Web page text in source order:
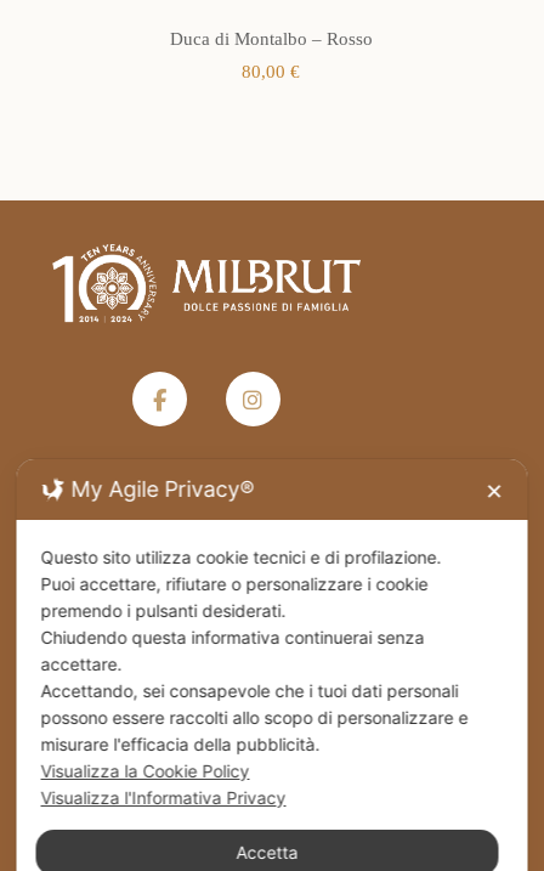
Duca di Montalbo – Rosso
80,00€
Privacy Policy
Spedizioni
Cookies
Stabilimento – Milbrut Dolce Passione di Famiglia
c/da Cappuccini – Messer Rinaldo SS 576 Naro
(Ag) Italy
My Agile Privacy® ✕
Questo sito utilizza cookie tecnici e di profilazione.
Puoi accettare, rifiutare o personalizzare i cookie
premendo i pulsanti desiderati.
Chiudendo questa informativa continuerai senza
accettare.
Accettando, sei consapevole che i tuoi dati personali
possono essere raccolti allo scopo di personalizzare e
misurare l'efficacia della pubblicità.
Visualizza la Cookie Policy
Visualizza l'Informativa Privacy
Accetta